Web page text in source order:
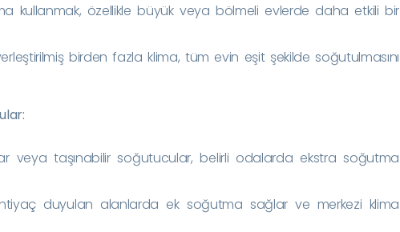
kullanmak, özellikle büyük veya bölmeli evlerde daha etkili bir
birden fazla klima, tüm evin eşit şekilde soğutulmasını
veya taşınabilir soğutucular, belirli odalarda ekstra soğutma
duyulan alanlarda ek soğutma sağlar ve merkezi klima